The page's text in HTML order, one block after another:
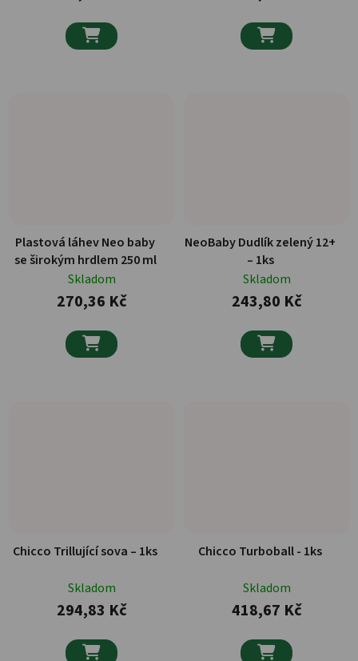
 
Plastová láhev Neo baby
se širokým hrdlem 250 ml
Skladom
270,36 Kč

NeoBaby Dudlík zelený 12+
– 1ks
Skladom
243,80 Kč

Chicco Trillující sova – 1ks
Skladom
294,83 Kč

Chicco Turboball - 1ks
Skladom
418,67 Kč
